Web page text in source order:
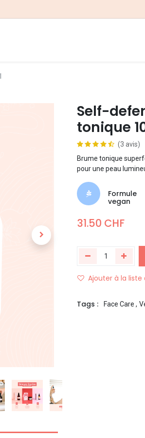
Self-
tonique
(3 avis)
Brume tonique
pour une peau
Formule
vegan
31.50 CHF
Ajouter à la liste
Tags : Face Care ,